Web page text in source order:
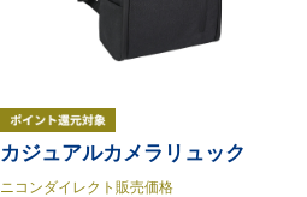
カジュアルカメラリュック
ニコンダイレクト販売価格